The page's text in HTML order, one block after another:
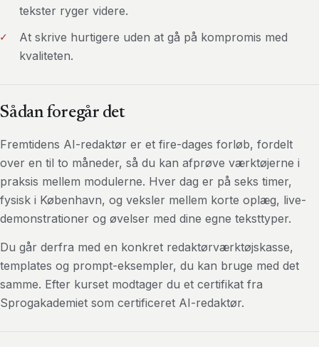
tekster ryger videre.
At skrive hurtigere uden at gå på kompromis med
kvaliteten.
Sådan foregår det
Fremtidens AI-redaktør er et fire-dages forløb, fordelt
over en til to måneder, så du kan afprøve værktøjerne i
praksis mellem modulerne. Hver dag er på seks timer,
fysisk i København, og veksler mellem korte oplæg, live-
demonstrationer og øvelser med dine egne teksttyper.
Du går derfra med en konkret redaktørværktøjskasse,
templates og prompt-eksempler, du kan bruge med det
samme. Efter kurset modtager du et certifikat fra
Sprogakademiet som certificeret AI-redaktør.